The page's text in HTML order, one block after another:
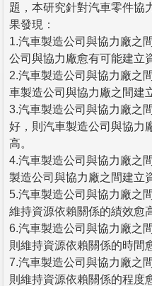
題，本研究針對汽車零件協
果發現：
1.汽車製造公司與協力廠之
公司與協力廠愈有可能建立
2.汽車製造公司與協力廠之
車製造公司與協力廠之間建
3.汽車製造公司與協力廠之
好，則汽車製造公司與協力
高。
4.汽車製造公司與協力廠之
製造公司與協力廠之間建立
5.汽車製造公司與協力廠之
維持資源依賴關係的績效愈
6.汽車製造公司與協力廠之
則維持資源依賴關係的時間
7.汽車製造公司與協力廠之
則維持資源依賴關係的程度